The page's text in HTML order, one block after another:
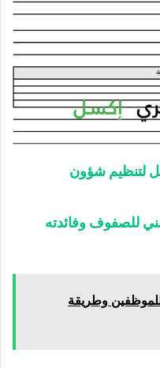
لتنظيم شؤون
للصفوف وفائدته
وطريقة